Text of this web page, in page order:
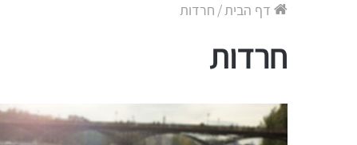
דף הבית/ חרדות
חרדות